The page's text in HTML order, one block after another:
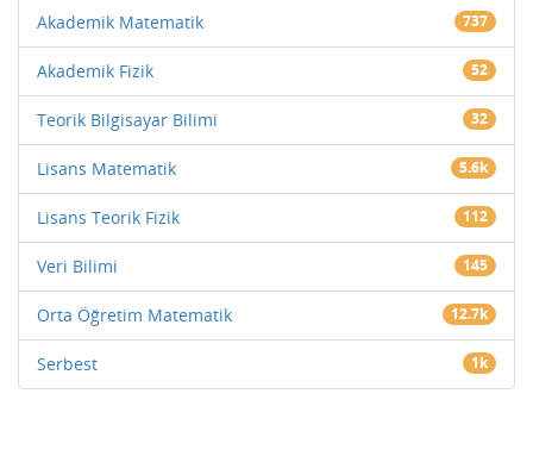
Akademik Matematik 737
Akademik Fizik 52
Teorik Bilgisayar Bilimi 32
Lisans Matematik 5.6k
Lisans Teorik Fizik 112
Veri Bilimi 145
Orta Öğretim Matematik 12.7k
Serbest 1k